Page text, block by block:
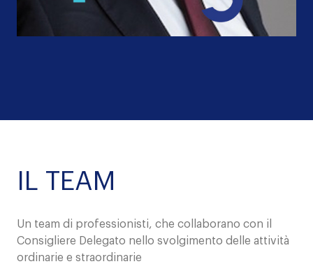
IL TEAM
Un team di professionisti, che collaborano con il
Consigliere Delegato nello svolgimento delle attività
ordinarie e straordinarie